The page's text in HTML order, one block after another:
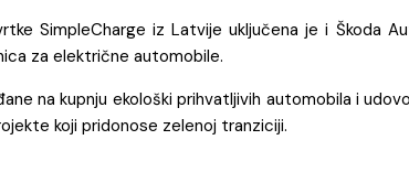
SimpleCharge iz Latvije uključena je i Škoda
za električne automobile.
na kupnju ekološki prihvatljivih automobila i
koji pridonose zelenoj tranziciji.